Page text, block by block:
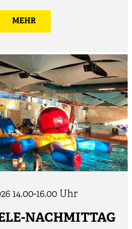
MEHR
14.00-16.00 Uhr
NACHMITTAG